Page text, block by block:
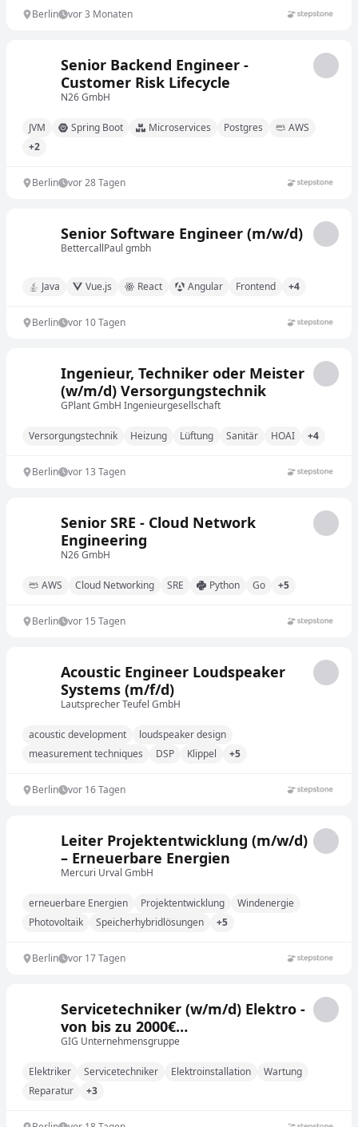
Berlin vor 3 Monaten
Senior Backend Engineer -
Customer Risk Lifecycle
N26 GmbH
JVM Spring Boot Microservices Postgres
AWS
+2
Berlin vor 28 Tagen
Senior Software Engineer (m/w/d)
BettercallPaul gmbh
Java Vue.js React Angular Frontend +4
Berlin vor 10 Tagen
Ingenieur, Techniker oder Meister
(w/m/d) Versorgungstechnik
GPlant GmbH Ingenieurgesellschaft
Versorgungstechnik Heizung Lüftung Sanitär HOAI +4
Berlin vor 13 Tagen
Senior SRE - Cloud Network
Engineering
N26 GmbH
AWS Cloud Networking SRE Python Go +5
Berlin vor 15 Tagen
Acoustic Engineer Loudspeaker
Systems (m/f/d)
Lautsprecher Teufel GmbH
acoustic development
loudspeaker design
measurement techniques
DSP Klippel +5
Berlin vor 16 Tagen
Leiter Projektentwicklung (m/w/d)
– Erneuerbare Energien
Mercuri Urval GmbH
erneuerbare Energien Projektentwicklung
Windenergie
Photovoltaik
Speicherhybridlösungen +5
Berlin vor 17 Tagen
Servicetechniker (w/m/d) Elektro -
von bis zu 2000€
Willkommensbonus!
GIG Unternehmensgruppe
Elektriker Servicetechniker Elektroinstallation
Wartung
Reparatur
+3